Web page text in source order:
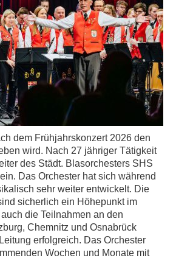
dem Frühjahrskonzert 2026 den
wird. Nach 27 jähriger Tätigkeit
des Städt. Blasorchesters SHS
Das Orchester hat sich während
sehr weiter entwickelt. Die
sicherlich ein Höhepunkt im
die Teilnahmen an den
Chemnitz und Osnabrück
erfolgreich. Das Orchester
Wochen und Monate mit